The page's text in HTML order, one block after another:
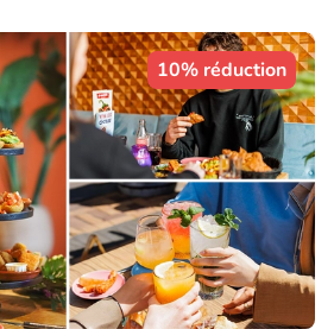
10% réduction